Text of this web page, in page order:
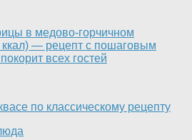
в медово-горчичном
— рецепт с пошаговым
всех гостей